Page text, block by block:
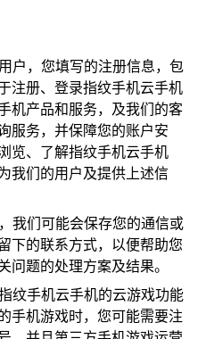
户，您填写的注册信息，包
注册、登录指纹手机云手机
机产品和服务，及我们的客
服务，并保障您的账户安
览、了解指纹手机云手机
我们的用户及提供上述信
我们可能会保存您的通信或
下的联系方式，以便帮助您
问题的处理方案及结果。
纹手机云手机的云游戏功能
手机游戏时，您可能需要注